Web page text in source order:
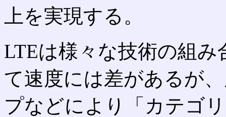
上を実現する。
LTEは様々な技術の組
て速度には差があるが
プなどにより「カテゴ